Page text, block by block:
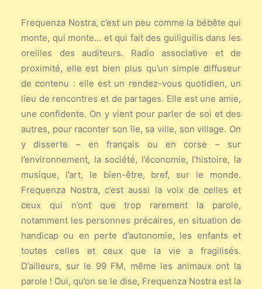
Frequenza Nostra, c’est un peu comme la bébête qui
monte, qui monte… et qui fait des guiliguilis dans les
oreilles des auditeurs. Radio associative et de
proximité, elle est bien plus qu’un simple diffuseur
de contenu : elle est un rendez-vous quotidien, un
lieu de rencontres et de partages. Elle est une amie,
une confidente. On y vient pour parler de soi et des
autres, pour raconter son île, sa ville, son village. On
y disserte – en français ou en corse – sur
l’environnement, la société, l’économie, l’histoire, la
musique, l’art, le bien-être, bref, sur le monde.
Frequenza Nostra, c’est aussi la voix de celles et
ceux qui n’ont que trop rarement la parole,
notamment les personnes précaires, en situation de
handicap ou en perte d’autonomie, les enfants et
toutes celles et ceux que la vie a fragilisés.
D’ailleurs, sur le 99 FM, même les animaux ont la
parole ! Oui, qu’on se le dise, Frequenza Nostra est la